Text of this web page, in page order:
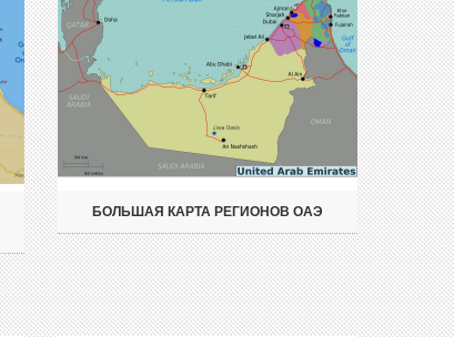
БОЛЬШАЯ КАРТА РЕГИОНОВ ОАЭ